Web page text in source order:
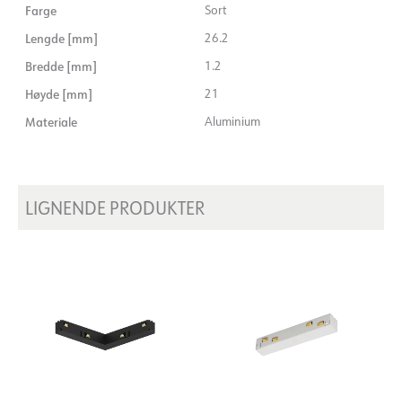
Farge Sort
Lengde [mm] 26.2
Bredde [mm] 1.2
Høyde [mm] 21
Materiale Aluminium
LIGNENDE PRODUKTER